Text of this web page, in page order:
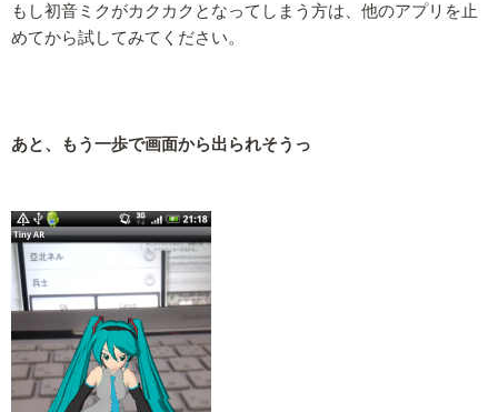
もし初音ミクがカクカクとなってしまう方は、他のアプリを止
めてから試してみてください。
あと、もう一歩で画面から出られそうっ